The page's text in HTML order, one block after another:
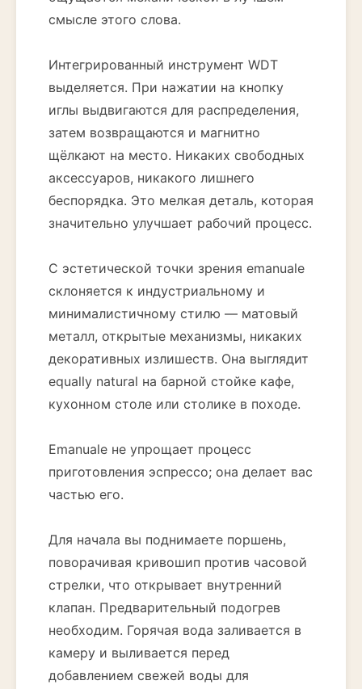
смысле этого слова.
Интегрированный инструмент WDT
выделяется. При нажатии на кнопку
иглы выдвигаются для распределения,
затем возвращаются и магнитно
щёлкают на место. Никаких свободных
аксессуаров, никакого лишнего
беспорядка. Это мелкая деталь, которая
значительно улучшает рабочий процесс.
С эстетической точки зрения emanuale
склоняется к индустриальному и
минималистичному стилю — матовый
металл, открытые механизмы, никаких
декоративных излишеств. Она выглядит
equally natural на барной стойке кафе,
кухонном столе или столике в походе.
Emanuale не упрощает процесс
приготовления эспрессо; она делает вас
частью его.
Для начала вы поднимаете поршень,
поворачивая кривошип против часовой
стрелки, что открывает внутренний
клапан. Предварительный подогрев
необходим. Горячая вода заливается в
камеру и выливается перед
добавлением свежей воды для